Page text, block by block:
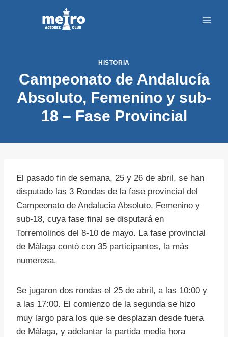
HISTORIA
Campeonato de Andalucía
Absoluto, Femenino y sub-
18 – Fase Provincial
El pasado fin de semana, 25 y 26 de abril, se han
disputado las 3 Rondas de la fase provincial del
Campeonato de Andalucía Absoluto, Femenino y
sub-18, cuya fase final se disputará en
Torremolinos del 8-10 de mayo. La fase provincial
de Málaga contó con 35 participantes, la más
numerosa.
Se jugaron dos rondas el 25 de abril, a las 10:00 y
a las 17:00. El comienzo de la segunda se hizo
muy largo para los que se desplazan desde fuera
de Málaga, y adelantar la partida media hora